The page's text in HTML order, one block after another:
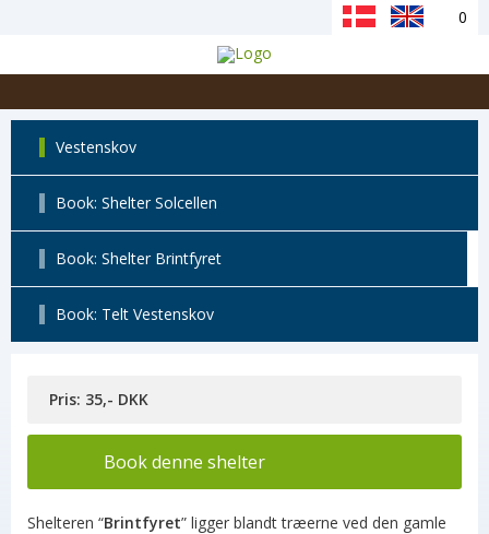
0
Vestenskov
Book: Shelter Solcellen
Book: Shelter Brintfyret
Book: Telt Vestenskov
Pris: 35,- DKK
Book denne shelter
Shelteren “Brintfyret” ligger blandt træerne ved den gamle